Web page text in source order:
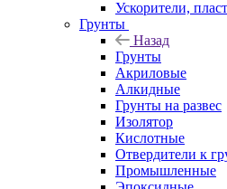
Ускорители,
Грунты
Назад
Грунты
Акриловые
Алкидные
Грунты на развес
Изолятор
Кислотные
Отвердители к
Промышленные